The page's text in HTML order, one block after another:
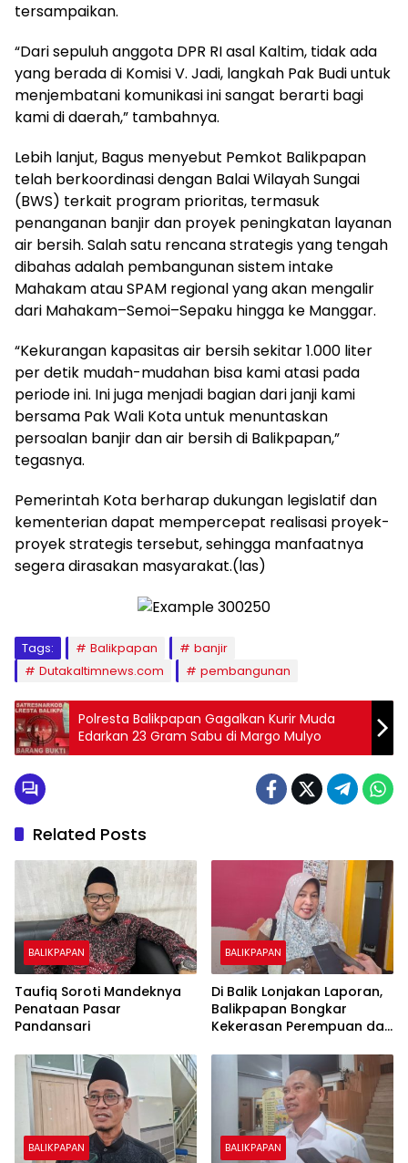
tersampaikan.
“Dari sepuluh anggota DPR RI asal Kaltim, tidak ada
yang berada di Komisi V. Jadi, langkah Pak Budi untuk
menjembatani komunikasi ini sangat berarti bagi
kami di daerah,” tambahnya.
Lebih lanjut, Bagus menyebut Pemkot Balikpapan
telah berkoordinasi dengan Balai Wilayah Sungai
(BWS) terkait program prioritas, termasuk
penanganan banjir dan proyek peningkatan layanan
air bersih. Salah satu rencana strategis yang tengah
dibahas adalah pembangunan sistem intake
Mahakam atau SPAM regional yang akan mengalir
dari Mahakam–Semoi–Sepaku hingga ke Manggar.
“Kekurangan kapasitas air bersih sekitar 1.000 liter
per detik mudah-mudahan bisa kami atasi pada
periode ini. Ini juga menjadi bagian dari janji kami
bersama Pak Wali Kota untuk menuntaskan
persoalan banjir dan air bersih di Balikpapan,”
tegasnya.
Pemerintah Kota berharap dukungan legislatif dan
kementerian dapat mempercepat realisasi proyek-
proyek strategis tersebut, sehingga manfaatnya
segera dirasakan masyarakat.(las)
Tags: Balikpapan
banjir
Dutakaltimnews.com
pembangunan
Polresta Balikpapan Gagalkan Kurir Muda
Edarkan 23 Gram Sabu di Margo Mulyo
Related Posts
BALIKPAPAN
Taufiq Soroti Mandeknya
Penataan Pasar
Pandansari
BALIKPAPAN
Di Balik Lonjakan Laporan,
Balikpapan Bongkar
Kekerasan Perempuan dan
BALIKPAPAN BALIKPAPAN